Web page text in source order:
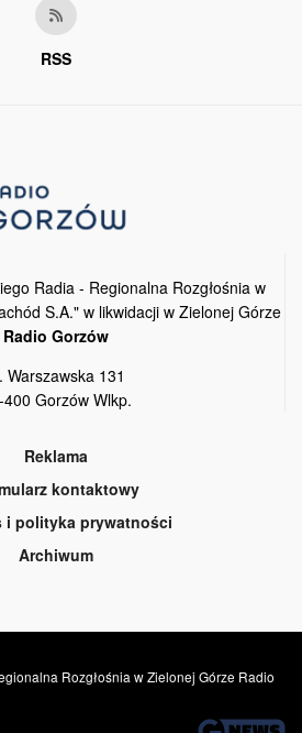
RSS
Radia - Regionalna Rozgłośnia w
S.A." w likwidacji w Zielonej Górze
Radio Gorzów
Warszawska 131
Gorzów Wlkp.
Reklama
kontaktowy
i polityka prywatności
Archiwum
Rozgłośnia w Zielonej Górze Radio